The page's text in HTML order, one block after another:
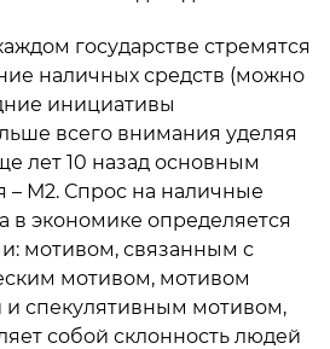
государстве стремятся
наличных средств (можно
инициативы
всего внимания уделяя
лет 10 назад основным
– М2. Спрос на наличные
в экономике определяется
мотивом, связанным с
мотивом, мотивом
и спекулятивным мотивом,
собой склонность людей